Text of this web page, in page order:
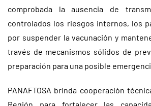
comprobada la ausencia de
controlados los riesgos internos, los
por suspender la vacunación y
través de mecanismos sólidos de
preparación para una posible
PANAFTOSA brinda cooperación